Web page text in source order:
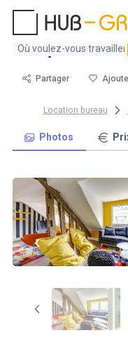
Aucun
trouvé
Cosy bureau
Partager
Location bureau
Photos